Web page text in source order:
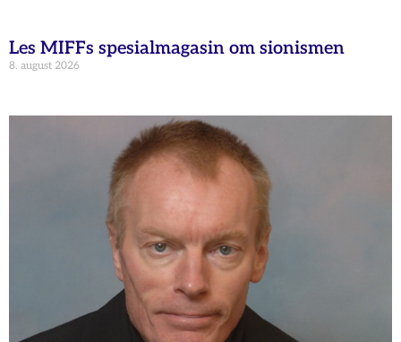
Les MIFFs spesialmagasin om sionismen
8. august 2026